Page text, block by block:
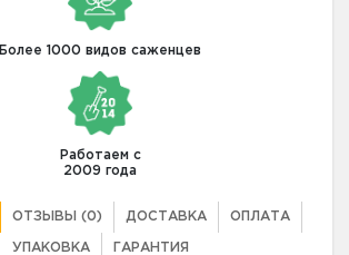
Более 1000 видов саженцев
Работаем с
2009 года
ОТЗЫВЫ (0) ДОСТАВКА ОПЛАТА
УПАКОВКА ГАРАНТИЯ